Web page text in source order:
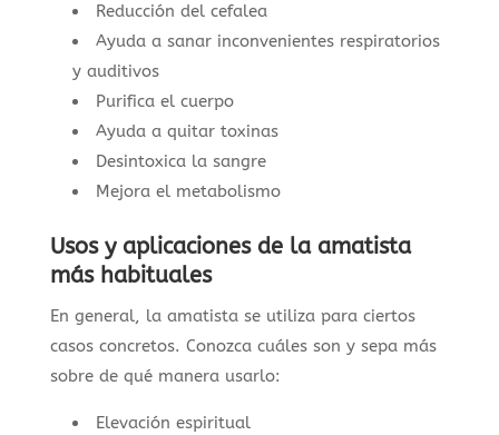
Reducción del cefalea
Ayuda a sanar inconvenientes respiratorios
y auditivos
Purifica el cuerpo
Ayuda a quitar toxinas
Desintoxica la sangre
Mejora el metabolismo
Usos y aplicaciones de la amatista
más habituales
En general, la amatista se utiliza para ciertos
casos concretos. Conozca cuáles son y sepa más
sobre de qué manera usarlo:
Elevación espiritual